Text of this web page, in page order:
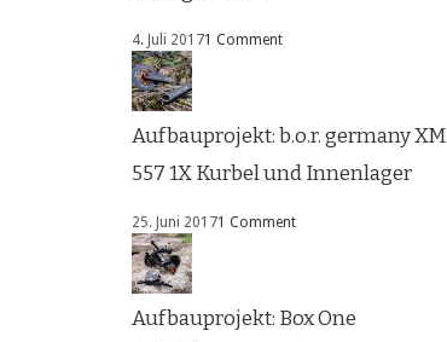
4. Juli 20171 Comment
Aufbauprojekt: b.o.r. germany XM
557 1X Kurbel und Innenlager
25. Juni 20171 Comment
Aufbauprojekt: Box One